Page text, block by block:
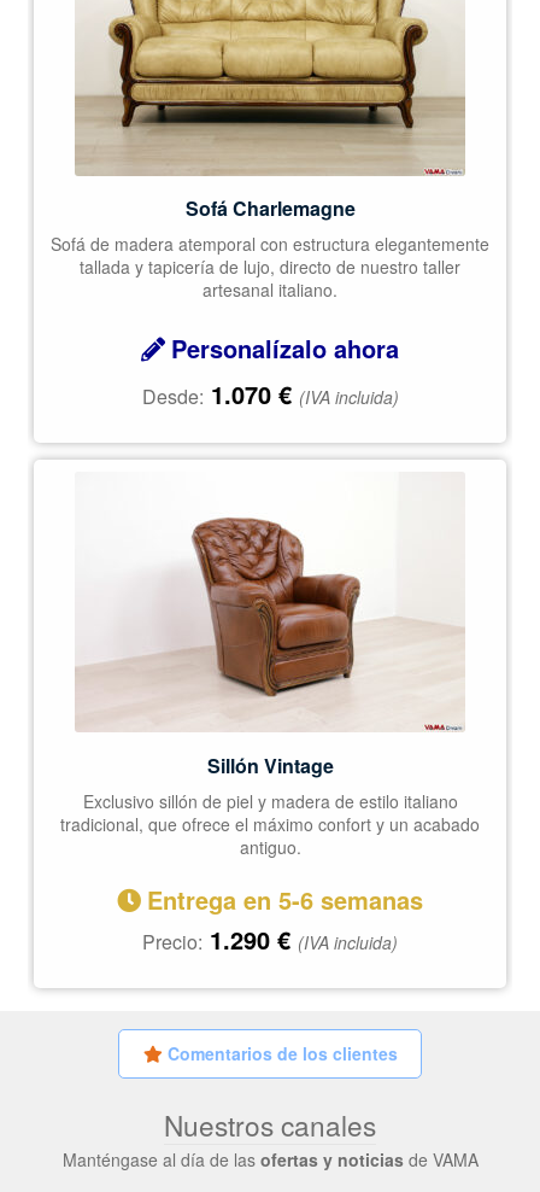
Sofá Charlemagne
Sofá de madera atemporal con estructura elegantemente
tallada y tapicería de lujo, directo de nuestro taller
artesanal italiano.
Personalízalo ahora
Desde: 1.070 € (IVA incluida)
Sillón Vintage
Exclusivo sillón de piel y madera de estilo italiano
tradicional, que ofrece el máximo confort y un acabado
antiguo.
Entrega en 5-6 semanas
Precio: 1.290 € (IVA incluida)
Comentarios de los clientes
Nuestros canales
Manténgase al día de las ofertas y noticiasde VAMA